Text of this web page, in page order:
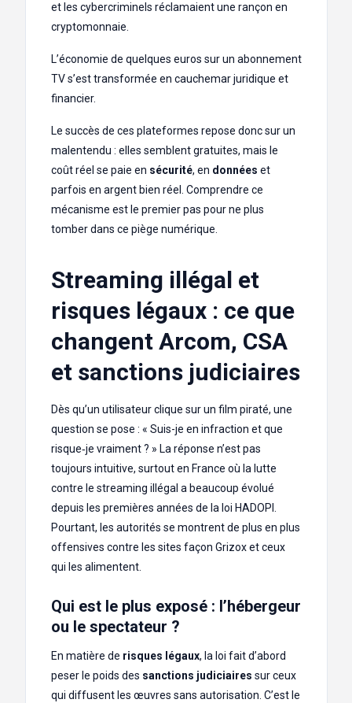
et les cybercriminels réclamaient une rançon en
cryptomonnaie.
L’économie de quelques euros sur un abonnement
TV s’est transformée en cauchemar juridique et
financier.
Le succès de ces plateformes repose donc sur un
malentendu : elles semblent gratuites, mais le
coût réel se paie en sécurité, en données et
parfois en argent bien réel. Comprendre ce
mécanisme est le premier pas pour ne plus
tomber dans ce piège numérique.
Streaming illégal et
risques légaux : ce que
changent Arcom, CSA
et sanctions judiciaires
Dès qu’un utilisateur clique sur un film piraté, une
question se pose : « Suis-je en infraction et que
risque‑je vraiment ? » La réponse n’est pas
toujours intuitive, surtout en France où la lutte
contre le streaming illégal a beaucoup évolué
depuis les premières années de la loi HADOPI.
Pourtant, les autorités se montrent de plus en plus
offensives contre les sites façon Grizox et ceux
qui les alimentent.
Qui est le plus exposé : l’hébergeur
ou le spectateur ?
En matière de risques légaux, la loi fait d’abord
peser le poids des sanctions judiciaires sur ceux
qui diffusent les œuvres sans autorisation. C’est le